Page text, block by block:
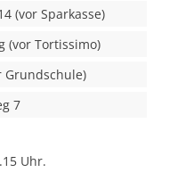
(vor Sparkasse)
(vor Tortissimo)
Grundschule)
7
Uhr.